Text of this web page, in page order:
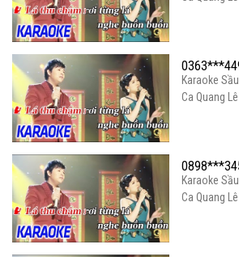
Karaoke
Ca Quang
Karaoke
Ca Quang